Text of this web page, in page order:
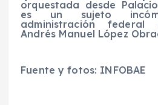
orquestada desde
es un sujeto
administración federal
Andrés Manuel López
Fuente y fotos: INFOBAE